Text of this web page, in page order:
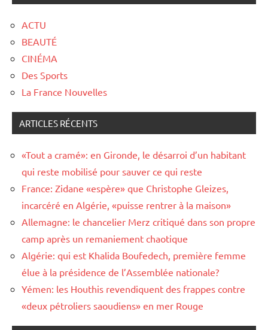
ACTU
BEAUTÉ
CINÉMA
Des Sports
La France Nouvelles
ARTICLES RÉCENTS
«Tout a cramé»: en Gironde, le désarroi d’un habitant
qui reste mobilisé pour sauver ce qui reste
France: Zidane «espère» que Christophe Gleizes,
incarcéré en Algérie, «puisse rentrer à la maison»
Allemagne: le chancelier Merz critiqué dans son propre
camp après un remaniement chaotique
Algérie: qui est Khalida Boufedech, première femme
élue à la présidence de l’Assemblée nationale?
Yémen: les Houthis revendiquent des frappes contre
«deux pétroliers saoudiens» en mer Rouge